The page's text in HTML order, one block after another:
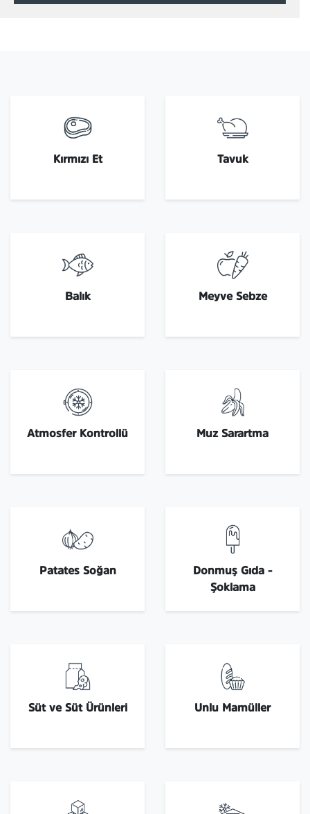
Kırmızı Et Tavuk
Balık Meyve Sebze
Atmosfer Kontrollü Muz Sarartma
Patates Soğan
Donmuş Gıda -
Şoklama
Süt ve Süt Ürünleri Unlu Mamüller